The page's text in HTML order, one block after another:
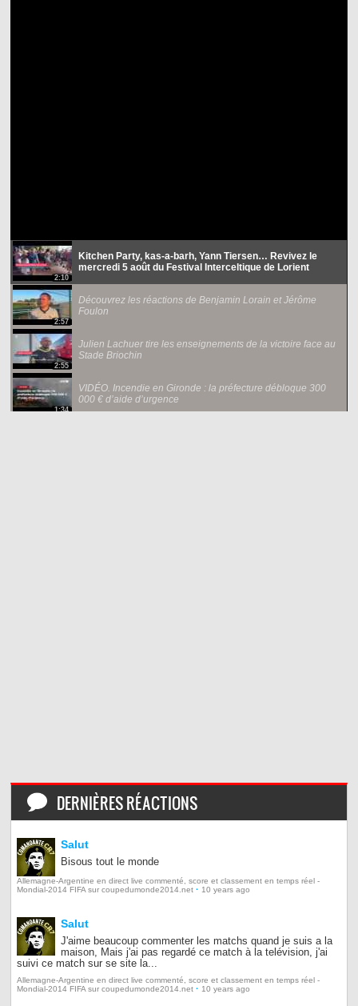
2:10
Kitchen Party, kas-a-barh, Yann Tiersen… Revivez le
mercredi 5 août du Festival Interceltique de Lorient
2:57
Découvrez les réactions de Benjamin Lorain et Jérôme
Foulon
2:55
Julien Lachuer tire les enseignements de la victoire face au
Stade Briochin
1:34
VIDÉO. Incendie en Gironde : la préfecture débloque 300
000 € d’aide d’urgence
DERNIÈRES RÉACTIONS
Salut
Bisous tout le monde
Allemagne-Argentine en direct live commenté, score et classement en temps réel -
Mondial-2014 FIFA sur coupedumonde2014.net · 10 years ago
Salut
J'aime beaucoup commenter les matchs quand je suis a la
maison, Mais j'ai pas regardé ce match à la telévision, j'ai
suivi ce match sur se site la...
Allemagne-Argentine en direct live commenté, score et classement en temps réel -
Mondial-2014 FIFA sur coupedumonde2014.net · 10 years ago